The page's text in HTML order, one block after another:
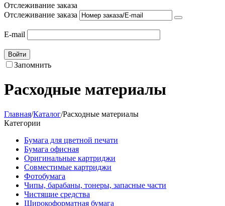
Отслеживание заказа
Отслеживание заказа
E-mail
Войти
Запомнить
Расходные материалы
Главная/Каталог/Расходные материалы
Категории
Бумага для цветной печати
Бумага офисная
Оригинальные картриджи
Совместимые картриджи
Фотобумага
Чипы, барабаны, тонеры, запасные части
Чистящие средства
Широкоформатная бумага